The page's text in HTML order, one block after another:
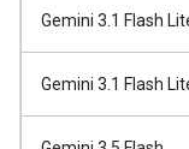
Gemini 3.1 Flash
Gemini 3.1 Flash